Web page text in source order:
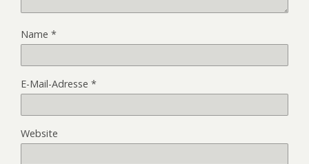
Name *
E-Mail-Adresse *
Website